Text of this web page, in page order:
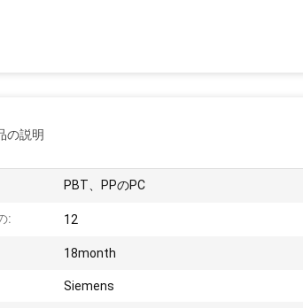
の説明
PBT、PPのPC
: 12
18month
Siemens